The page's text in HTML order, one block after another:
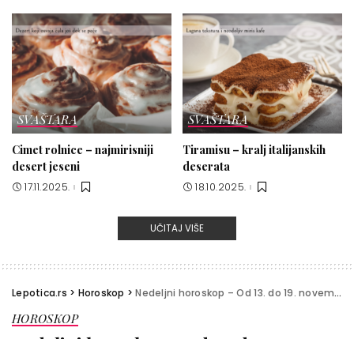
SVAŠTARA
Cimet rolnice – najmirisniji
desert jeseni
17.11.2025.
SVAŠTARA
Tiramisu – kralj italijanskih
deserata
18.10.2025.
UČITAJ VIŠE
Lepotica.rs > Horoskop >Nedeljni horoskop – Od 13. do 19. novembra 2023.
HOROSKOP